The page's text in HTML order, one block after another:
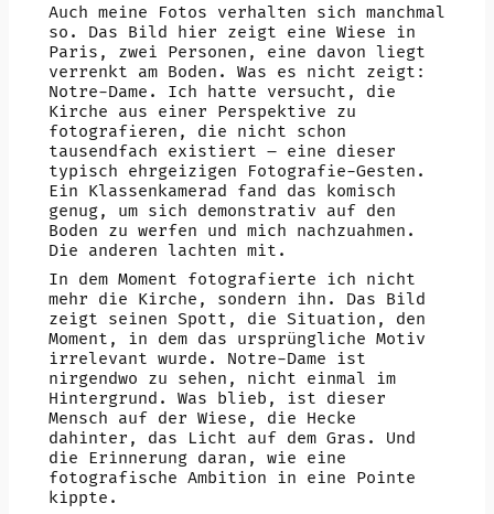
Auch meine Fotos verhalten sich manchmal
so. Das Bild hier zeigt eine Wiese in
Paris, zwei Personen, eine davon liegt
verrenkt am Boden. Was es nicht zeigt:
Notre-Dame. Ich hatte versucht, die
Kirche aus einer Perspektive zu
fotografieren, die nicht schon
tausendfach existiert – eine dieser
typisch ehrgeizigen Fotografie-Gesten.
Ein Klassenkamerad fand das komisch
genug, um sich demonstrativ auf den
Boden zu werfen und mich nachzuahmen.
Die anderen lachten mit.
In dem Moment fotografierte ich nicht
mehr die Kirche, sondern ihn. Das Bild
zeigt seinen Spott, die Situation, den
Moment, in dem das ursprüngliche Motiv
irrelevant wurde. Notre-Dame ist
nirgendwo zu sehen, nicht einmal im
Hintergrund. Was blieb, ist dieser
Mensch auf der Wiese, die Hecke
dahinter, das Licht auf dem Gras. Und
die Erinnerung daran, wie eine
fotografische Ambition in eine Pointe
kippte.